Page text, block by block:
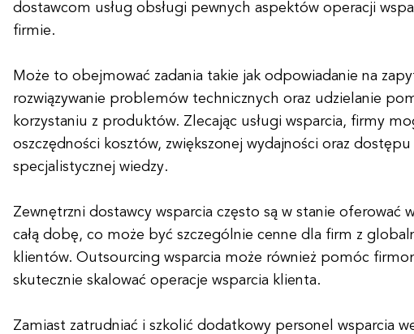
dostawcom usług obsługi pewnych aspektów operacji
firmie.
Może to obejmować zadania takie jak odpowiadanie na
rozwiązywanie problemów technicznych oraz udzielanie
korzystaniu z produktów. Zlecając usługi wsparcia, firmy
oszczędności kosztów, zwiększonej wydajności oraz
specjalistycznej wiedzy.
Zewnętrzni dostawcy wsparcia często są w stanie oferować
całą dobę, co może być szczególnie cenne dla firm z
klientów. Outsourcing wsparcia może również pomóc
skutecznie skalować operacje wsparcia klienta.
Zamiast zatrudniać i szkolić dodatkowy personel wsparcia